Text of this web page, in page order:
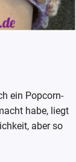
ein Popcorn-
habe, liegt
aber so